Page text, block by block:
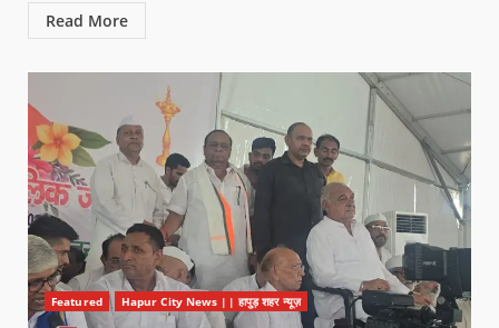
Read More
Featured Hapur City News || हापुड़ शहर न्यूज़